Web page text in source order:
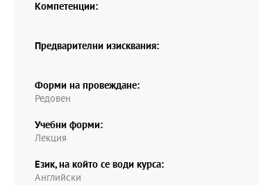
Компетенции:
Предварителни изисквания:
Форми на провеждане:
Редовен
Учебни форми:
Лекция
Език, на който се води курса:
Английски